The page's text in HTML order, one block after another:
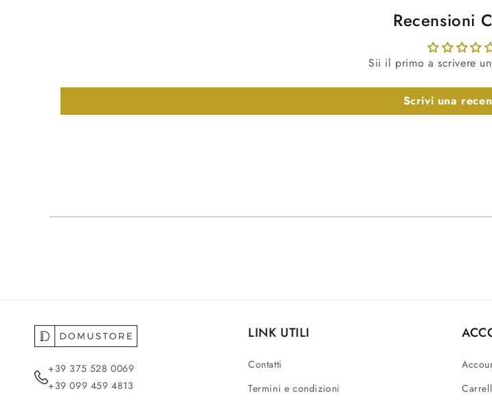
Recensioni
Sii il primo a scrivere
Scrivi una
+39 375 528 0069
+39 099 459 4813
LINK UTILI
Contatti
Termini e condizioni